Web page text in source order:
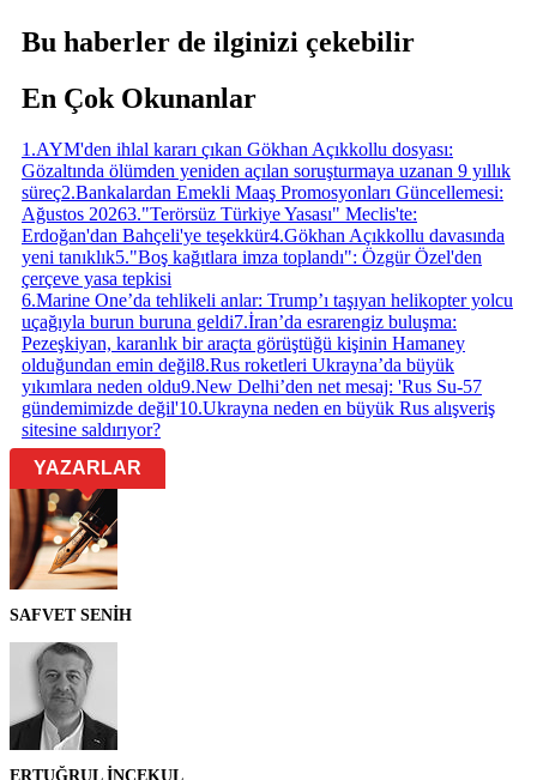
Bu haberler de ilginizi çekebilir
En Çok Okunanlar
1 .AYM'den ihlal kararı çıkan Gökhan Açıkkollu dosyası:
Gözaltında ölümden yeniden açılan soruşturmaya uzanan 9 yıllık
süreç2.Bankalardan Emekli Maaş Promosyonları Güncellemesi:
Ağustos 20263."Terörsüz Türkiye Yasası" Meclis'te:
Erdoğan'dan Bahçeli'ye teşekkür4.Gökhan Açıkkollu davasında
yeni tanıklık5."Boş kağıtlara imza toplandı": Özgür Özel'den
çerçeve yasa tepkisi
6.Marine One’da tehlikeli anlar: Trump’ı taşıyan helikopter yolcu
uçağıyla burun buruna geldi7.İran’da esrarengiz buluşma:
Pezeşkiyan, karanlık bir araçta görüştüğü kişinin Hamaney
olduğundan emin değil8.Rus roketleri Ukrayna’da büyük
yıkımlara neden oldu9.New Delhi’den net mesaj: 'Rus Su-57
gündemimizde değil'10.Ukrayna neden en büyük Rus alışveriş
sitesine saldırıyor?
YAZARLAR
SAFVET SENİH
ERTUĞRUL İNCEKUL